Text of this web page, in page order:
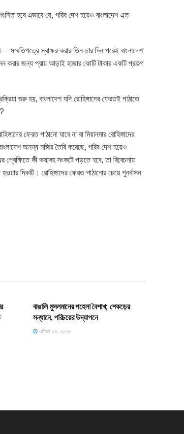
হবে এভাবে যে, গরিব দেশ হয়েও বাংলাদেশ এত
সম্মতিপত্রে স্বাক্ষর করার তিন-চার দিন পরেই বাংলাদেশ
করার জন্য প্রায় আড়াই হাজার কোটি টাকার একটি প্রকল্প
শুরু হয়, বাংলাদেশ যদি রোহিঙ্গাদের ফেরতই পাঠাতে
ফেরত পাঠানো যাবে না বা মিয়ানমার রোহিঙ্গাদের
অনন্য নজির তৈরি করেছে, গরিব দেশ হয়েও
প্রেক্ষিতে কী ভয়াবহ সংকটে পড়তে হবে, তা বিবেচনায়
দিকটি। রোহিঙ্গাদের ফেরত পাঠানোর চেয়ে পুনর্বাসন
বাঙালি মুসলমানের পহেলা বৈশাখ; শেকড়ের
সন্ধানে, পরিচয়ের উদ্‌যাপনে
এপ্রিল ১৩, ২০২৬